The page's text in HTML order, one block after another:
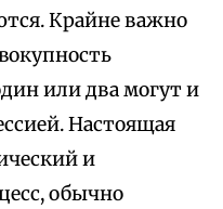
Крайне важно
или два могут и
Настоящая
и
обычно